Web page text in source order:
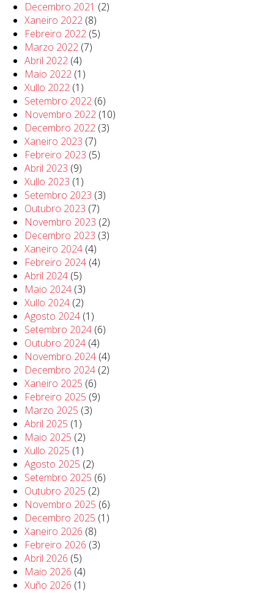
Decembro 2021 (2)
Xaneiro 2022 (8)
Febreiro 2022 (5)
Marzo 2022 (7)
Abril 2022 (4)
Maio 2022 (1)
Xullo 2022 (1)
Setembro 2022 (6)
Novembro 2022 (10)
Decembro 2022 (3)
Xaneiro 2023 (7)
Febreiro 2023 (5)
Abril 2023 (9)
Xullo 2023 (1)
Setembro 2023 (3)
Outubro 2023 (7)
Novembro 2023 (2)
Decembro 2023 (3)
Xaneiro 2024 (4)
Febreiro 2024 (4)
Abril 2024 (5)
Maio 2024 (3)
Xullo 2024 (2)
Agosto 2024 (1)
Setembro 2024 (6)
Outubro 2024 (4)
Novembro 2024 (4)
Decembro 2024 (2)
Xaneiro 2025 (6)
Febreiro 2025 (9)
Marzo 2025 (3)
Abril 2025 (1)
Maio 2025 (2)
Xullo 2025 (1)
Agosto 2025 (2)
Setembro 2025 (6)
Outubro 2025 (2)
Novembro 2025 (6)
Decembro 2025 (1)
Xaneiro 2026 (8)
Febreiro 2026 (3)
Abril 2026 (5)
Maio 2026 (4)
Xuño 2026 (1)